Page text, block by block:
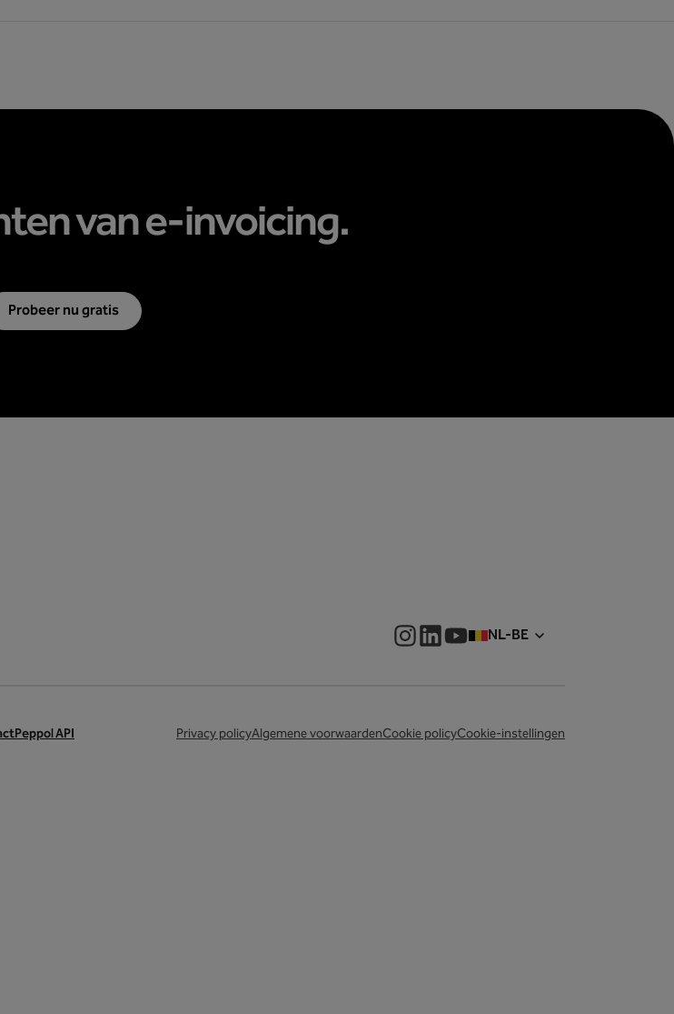
van e-invoicing.
Probeer nu gratis
NL-BE
Peppol API Privacy policyAlgemene voorwaardenCookie policyCookie-instellingen